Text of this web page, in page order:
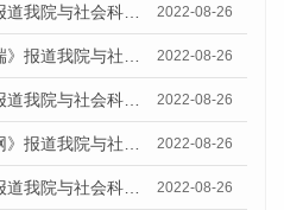
8月24日《中国发展网》报道我院与社会科学文献出版社联合发布《广州蓝皮书：广州城市国际化发展报告（2022）》的媒体文章 2022-08-26
8月24日《广州日报客户端》报道我院与社会科学文献出版社联合发布《广州蓝皮书：广州城市国际化发展报告（2022）》的媒体文章 2022-08-26
8月24日《中国发展网》报道我院与社会科学文献出版社联合发布《广州蓝皮书：广州城市国际化发展报告（2022）》的媒体文章 2022-08-26
8月25日《中国社会科学网》报道我院与社会科学文献出版社联合发布《广州蓝皮书：广州城市国际化发展报告（2022）》的媒体文章 2022-08-26
8月24日《中国新闻网》报道我院与社会科学文献出版社联合发布《广州蓝皮书：广州城市国际化发展报告（2022）》的媒体文章 2022-08-26